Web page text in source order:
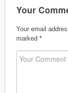
Your
Your email
marked *